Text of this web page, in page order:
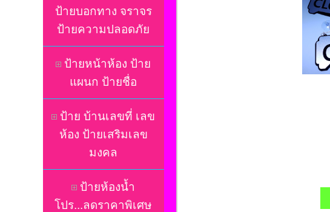
ป้ายบอกทาง จราจร
ป้ายความปลอดภัย
ป้ายหน้าห้อง ป้าย
แผนก ป้ายชื่อ
ป้าย บ้านเลขที่ เลข
ห้อง ป้ายเสริมเลข
มงคล
ป้ายห้องน้ำ
โปร...ลดราคาพิเศษ